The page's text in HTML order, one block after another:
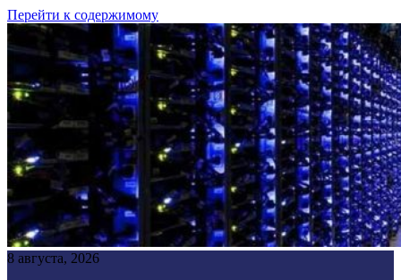
Перейти к содержимому
8 августа, 2026